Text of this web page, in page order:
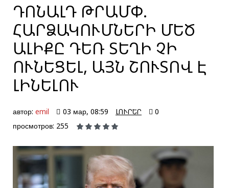
ԴՈՆԱԼԴ ԹՐԱՄՓ.
ՀԱՐՁԱԿՈՒՄՆԵՐԻ ՄԵԾ
ԱԼԻՔԸ ԴԵՌ ՏԵՂԻ ՉԻ
ՈՒՆԵՑԵԼ, ԱՅՆ ՇՈՒՏՈՎ Է
ԼԻՆԵԼՈՒ
автор: emil 03 мар, 08:59 ԼՈՒՐԵՐ
0
просмотров: 255